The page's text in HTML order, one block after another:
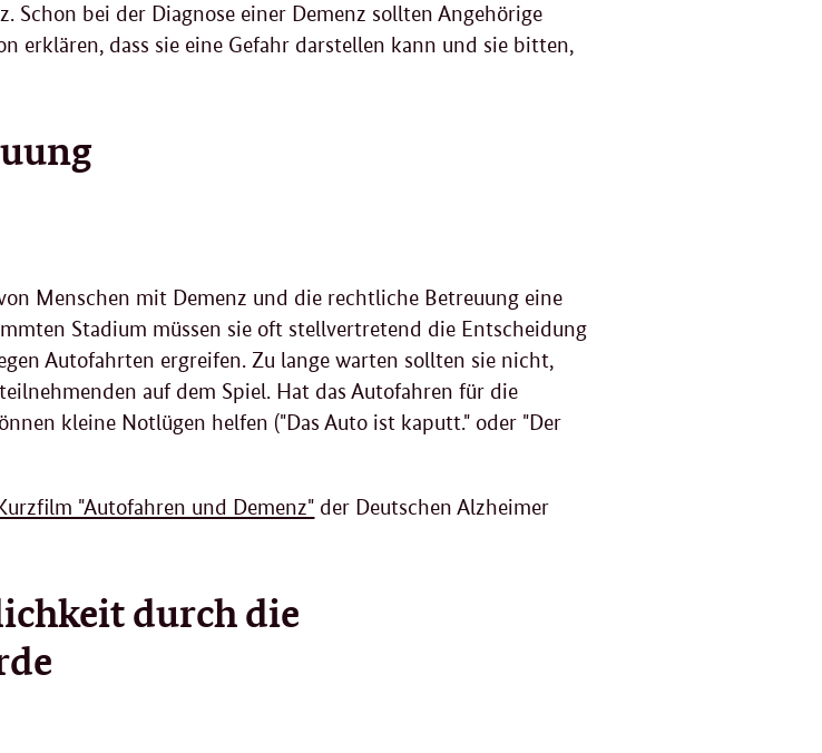
Schon bei der Diagnose einer Demenz sollten Angehörige
erklären, dass sie eine Gefahr darstellen kann und sie bitten,
Menschen mit Demenz und die rechtliche Betreuung eine
Stadium müssen sie oft stellvertretend die Entscheidung
Autofahrten ergreifen. Zu lange warten sollten sie nicht,
auf dem Spiel. Hat das Autofahren für die
kleine Notlügen helfen ("Das Auto ist kaputt." oder "Der
"Autofahren und Demenz" der Deutschen Alzheimer
durch die